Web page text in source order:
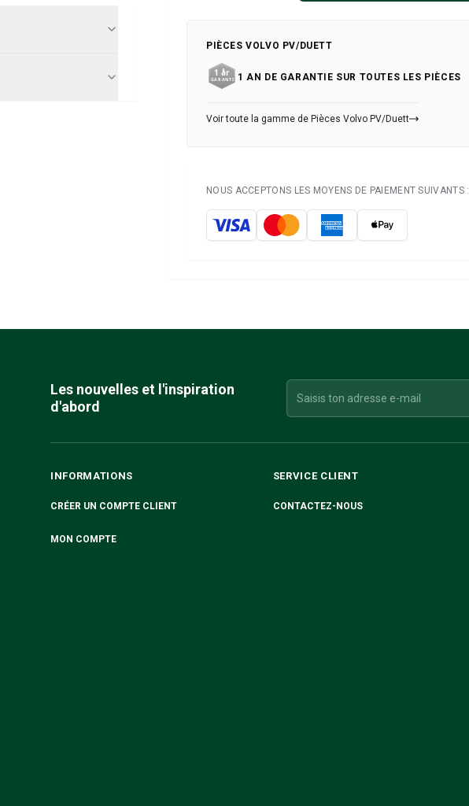
PIÈCES VOLVO PV/DUETT
1 AN DE GARANTIE SUR TOUTES LES PIÈCES
Voir toute la gamme de Pièces Volvo PV/Duett
NOUS ACCEPTONS LES MOYENS DE PAIEMENT SUIVANTS :
Les nouvelles et l'inspiration
d'abord
INFORMATIONS
CRÉER UN COMPTE CLIENT
MON COMPTE
SERVICE CLIENT
CONTACTEZ-NOUS